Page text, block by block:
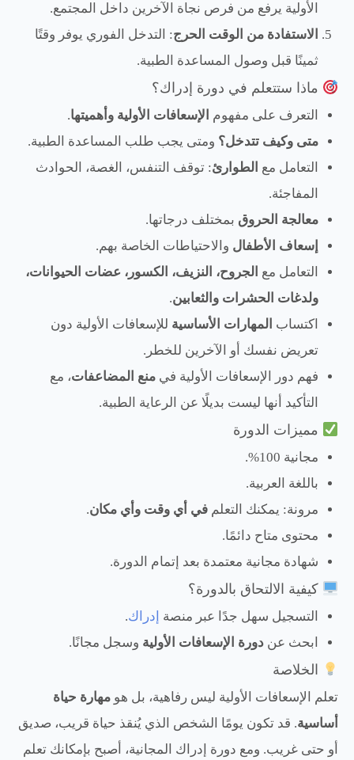
الأولية يرفع من فرص نجاة الآخرين داخل المجتمع.
الاستفادة من الوقت الحرج: التدخل الفوري يوفر وقتًا
ثمينًا قبل وصول المساعدة الطبية.
ماذا ستتعلم في دورة إدراك؟
التعرف على مفهوم الإسعافات الأولية وأهميتها.
متى وكيف تتدخل؟ ومتى يجب طلب المساعدة الطبية.
التعامل مع الطوارئ: توقف التنفس، الغصة، الحوادث
المفاجئة.
معالجة الحروق بمختلف درجاتها.
إسعاف الأطفال والاحتياطات الخاصة بهم.
التعامل مع الجروح، النزيف، الكسور، عضات الحيوانات،
ولدغات الحشرات والثعابين.
اكتساب المهارات الأساسية للإسعافات الأولية دون
تعريض نفسك أو الآخرين للخطر.
فهم دور الإسعافات الأولية في منع المضاعفات، مع
التأكيد أنها ليست بديلًا عن الرعاية الطبية.
مميزات الدورة
مجانية 100%.
باللغة العربية.
مرونة: يمكنك التعلم في أي وقت وأي مكان.
محتوى متاح دائمًا.
شهادة مجانية معتمدة بعد إتمام الدورة.
كيفية الالتحاق بالدورة؟
التسجيل سهل جدًا عبر منصة إدراك.
ابحث عن دورة الإسعافات الأولية وسجل مجانًا.
الخلاصة
تعلم الإسعافات الأولية ليس رفاهية، بل هو مهارة حياة
أساسية. قد تكون يومًا الشخص الذي يُنقذ حياة قريب، صديق
أو حتى غريب. ومع دورة إدراك المجانية، أصبح بإمكانك تعلم